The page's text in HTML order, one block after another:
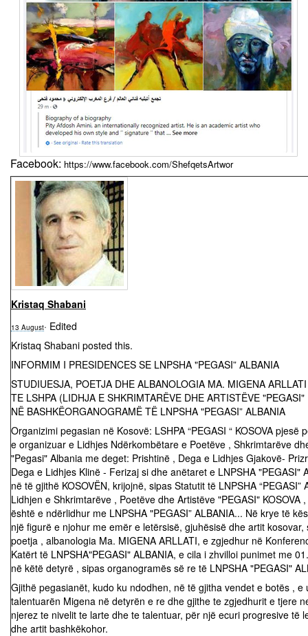
Facebook: https://www.facebook.com/ShefqetsArtwor
Kristaq Shabani
13 August· Edited
Kristaq Shabani posted this.
INFORMIM I PRESIDENCES SE LNPSHA "PEGASI” ALBANIA
STUDIUESJA, POETJA DHE ALBANOLOGIA MA. MIGENA
TE LSHPA (LIDHJA E SHKRIMTARËVE DHE ARTISTËVE "PEGASI"
NË BASHKËORGANOGRAMË TË LNPSHA "PEGASI” ALBANIA
Organizimi pegasian në Kosovë: LSHPA “PEGASI “ KOSOVA pjesë
e organizuar e Lidhjes Ndërkombëtare e Poetëve , Shkrimtarëve
"Pegasi" Albania me deget: Prishtinë , Dega e Lidhjes Gjakovë-
Dega e Lidhjes Klinë - Ferizaj si dhe anëtaret e LNPSHA "PEGASI"
në të gjithë KOSOVËN, krijojnë, sipas Statutit të LNPSHA “PEGASI”
Lidhjen e Shkrimtarëve , Poetëve dhe Artistëve "PEGASI" KOSOVA
është e ndërlidhur me LNPSHA "PEGASI” ALBANIA... Në krye të
një figurë e njohur me emër e letërsisë, gjuhësisë dhe artit kosovar,
poetja , albanologia Ma. MIGENA ARLLATI, e zgjedhur në
Katërt të LNPSHA"PEGASI" ALBANIA, e cila i zhvilloi punimet me
në këtë detyrë , sipas organogramës së re të LNPSHA "PEGASI"
Gjithë pegasianët, kudo ku ndodhen, në të gjitha vendet e botës , e
talentuarën Migena në detyrën e re dhe gjithe te zgjedhurit e tjere
njerez te nivelit te larte dhe te talentuar, për një ecuri progresive të
dhe artit bashkëkohor.